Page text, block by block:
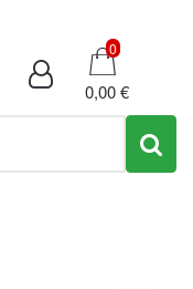
Καλάθι
0
0,00 €